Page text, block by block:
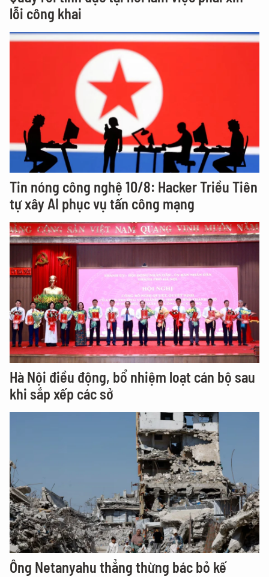
lỗi công khai
Tin nóng công nghệ 10/8: Hacker Triều Tiên
tự xây AI phục vụ tấn công mạng
Hà Nội điều động, bổ nhiệm loạt cán bộ sau
khi sắp xếp các sở
Ông Netanyahu thẳng thừng bác bỏ kế